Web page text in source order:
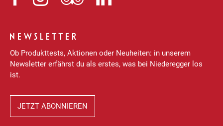
auf
auf
NEWSLETTER
Ob Produkttests, Aktionen oder Neuheiten: in unserem
Newsletter erfährst du als erstes, was bei Niederegger los
ist.
JETZT ABONNIEREN